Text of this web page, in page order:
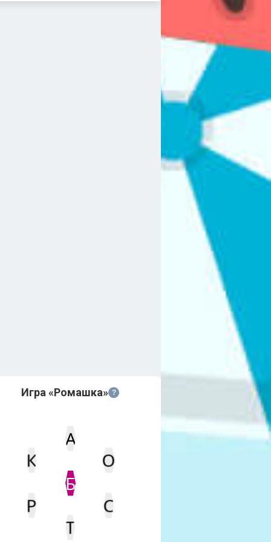
Игра «Ромашка» ?
Мин. кол-во очков
Б
А
К
О
Р
С
Т